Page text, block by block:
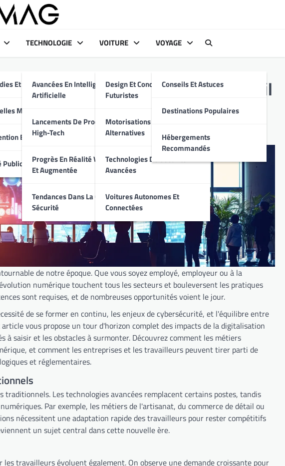
Et Traitements
Médicales
Et Bien-Être
TECHNOLOGIE
Avancées En Intelligence
Artificielle
Lancements De Produits
High-Tech
Progrès En Réalité Virtuelle
Et Augmentée
Tendances Dans La Cyber-
Sécurité
VOITURE
Design Et Conception
Futuristes
Motorisations Hybrides Et
Alternatives
Technologies De Sécurité
Avancées
Voitures Autonomes Et
Connectées
VOYAGE
Conseils Et Astuces
Destinations Populaires
Hébergements
Recommandés
le Marché du Travail
de notre époque. Que vous soyez employé, employeur ou à la
numérique touchent tous les secteurs et bouleversent les pratiques
sont requises, et de nombreuses opportunités voient le jour.
de se former en continu, les enjeux de cybersécurité, et l'équilibre entre
vous propose un tour d'horizon complet des impacts de la digitalisation
saisir et les obstacles à surmonter. Découvrez comment les métiers
et comment les entreprises et les travailleurs peuvent tirer parti de
et réglementaires.
Les technologies avancées remplacent certains postes, tandis
Par exemple, les métiers de l'artisanat, du commerce de détail ou
nécessitent une adaptation rapide des travailleurs pour rester compétitifs
un sujet central dans cette nouvelle ère.
les travailleurs évoluent également. On observe une demande croissante pour